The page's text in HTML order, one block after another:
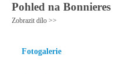
Pohled na Bonnieres
Zobrazit dílo >>
Fotogalerie